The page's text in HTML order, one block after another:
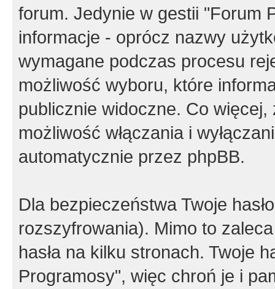
forum. Jedynie w gestii "Forum
informacje - oprócz nazwy
wymagane podczas procesu
możliwość wyboru, które
publicznie widoczne. Co
możliwość włączania i
automatycznie przez phpBB.
Dla bezpieczeństwa Twoje
rozszyfrowania). Mimo to
hasła na kilku stronach. Twoje
Programosy", więc chroń je i